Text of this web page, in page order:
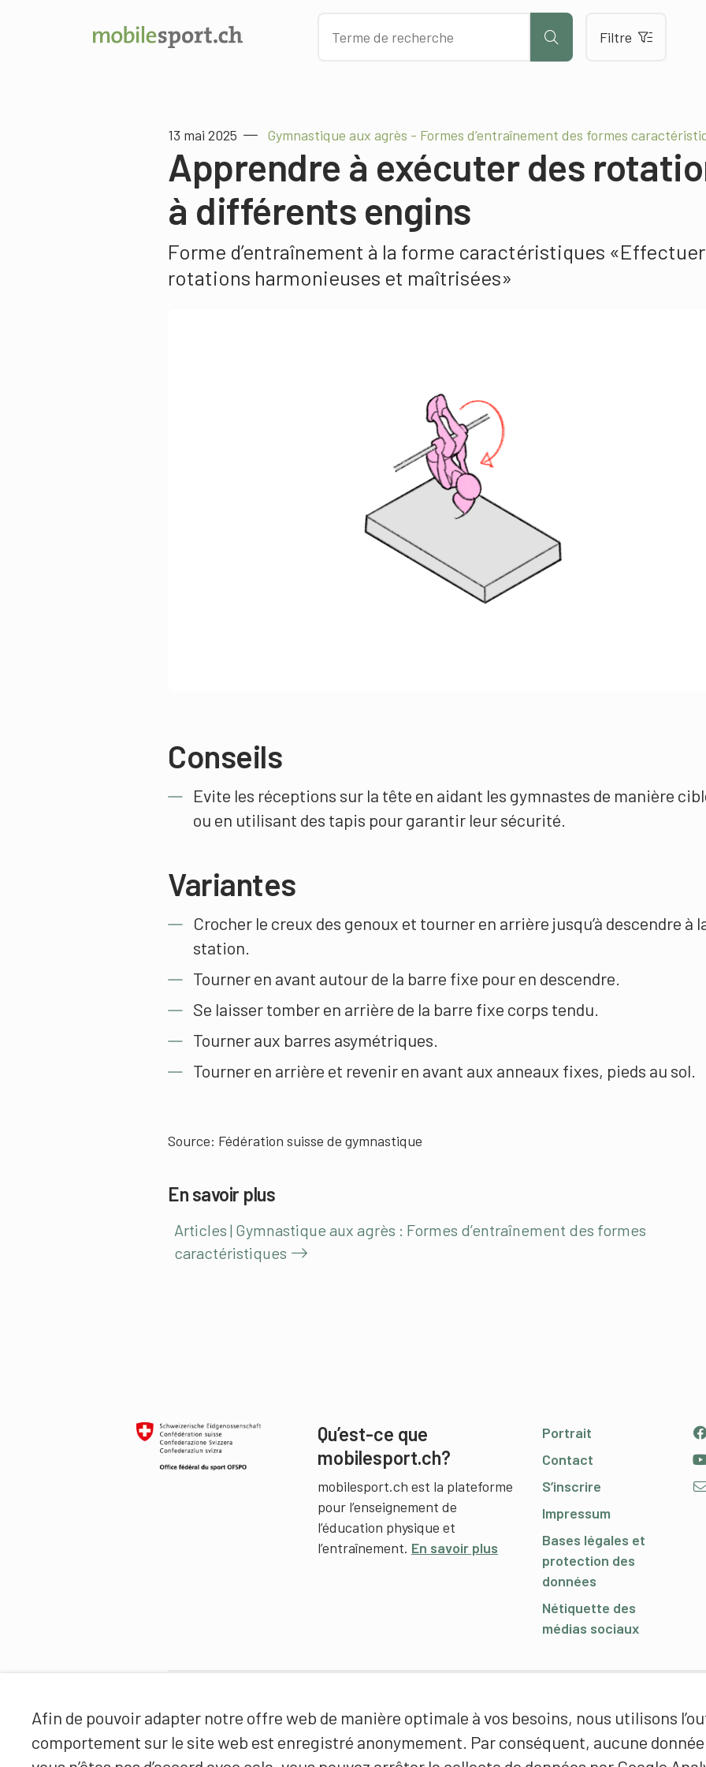
Afin de pouvoir adapter notre offre web de manière optimale à vos besoins, nous utilisons
comportement sur le site web est enregistré anonymement. Par conséquent, aucune
Filtre
13 mai 2025 Gymnastique aux agrès - Formes d’entraînement des formes
Apprendre à exécuter des
à différents engins
Forme d’entraînement à la forme caractéristiques
rotations harmonieuses et maîtrisées»
Conseils
Evite les réceptions sur la tête en aidant les gymnastes de manière
ou en utilisant des tapis pour garantir leur sécurité.
Variantes
Crocher le creux des genoux et tourner en arrière jusqu’à descendre à
station.
Tourner en avant autour de la barre fixe pour en descendre.
Se laisser tomber en arrière de la barre fixe corps tendu.
Tourner aux barres asymétriques.
Tourner en arrière et revenir en avant aux anneaux fixes, pieds au sol.
Source: Fédération suisse de gymnastique
En savoir plus
Articles | Gymnastique aux agrès : Formes d’entraînement des formes
caractéristiques
Qu’est-ce que
mobilesport.ch?
mobilesport.ch est la plateforme
pour l’enseignement de
l’éducation physique et
l’entraînement. En savoir plus
Portrait
Contact
S’inscrire
Impressum
Bases légales et
protection des
données
Nétiquette des
médias sociaux